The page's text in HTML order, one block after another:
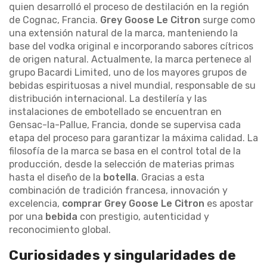
quien desarrolló el proceso de destilación en la región
de Cognac, Francia. Grey Goose Le Citron surge como
una extensión natural de la marca, manteniendo la
base del vodka original e incorporando sabores cítricos
de origen natural. Actualmente, la marca pertenece al
grupo Bacardi Limited, uno de los mayores grupos de
bebidas espirituosas a nivel mundial, responsable de su
distribución internacional. La destilería y las
instalaciones de embotellado se encuentran en
Gensac-la-Pallue, Francia, donde se supervisa cada
etapa del proceso para garantizar la máxima calidad. La
filosofía de la marca se basa en el control total de la
producción, desde la selección de materias primas
hasta el diseño de la botella. Gracias a esta
combinación de tradición francesa, innovación y
excelencia, comprar Grey Goose Le Citron es apostar
por una bebida con prestigio, autenticidad y
reconocimiento global.
Curiosidades y singularidades de